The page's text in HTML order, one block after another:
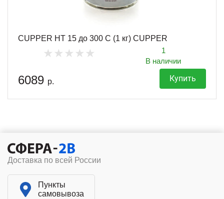
CUPPER HT 15 до 300 С (1 кг) CUPPER
1
В наличии
6089 р. Купить
Доставка по всей России
Пункты
самовывоза